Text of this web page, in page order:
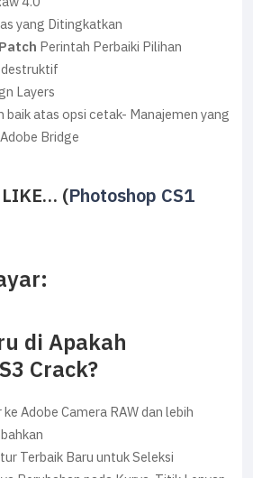
yang Ditingkatkan
Perintah Perbaiki Pilihan
Layers
atas opsi cetak- Manajemen yang
Bridge
LIKE… (Photoshop CS1
di Apakah
Crack?
Adobe Camera RAW dan lebih
Terbaik Baru untuk Seleksi